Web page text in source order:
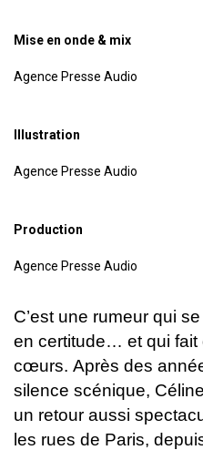
Mise en onde & mix
Agence Presse Audio
Illustration
Agence Presse Audio
Production
Agence Presse Audio
C’est une rumeur qui
en certitude… et qui fait
cœurs. Après des
silence scénique,
un retour aussi
les rues de Paris,